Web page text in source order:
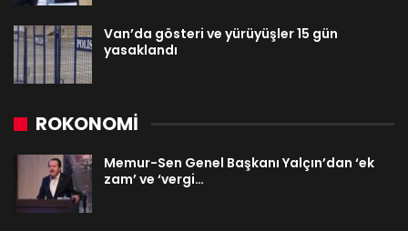
Van’da gösteri ve yürüyüşler 15 gün
yasaklandı
ROKONOMİ
Memur-Sen Genel Başkanı Yalçın’dan ‘ek
zam’ ve ‘vergi…